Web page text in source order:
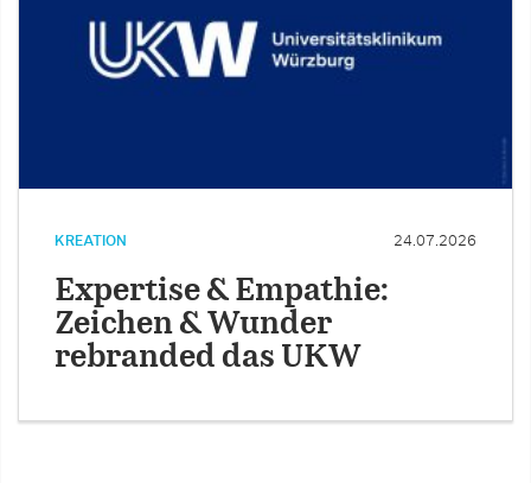
KREATION 24.07.2026
Expertise & Empathie:
Zeichen & Wunder
rebranded das UKW